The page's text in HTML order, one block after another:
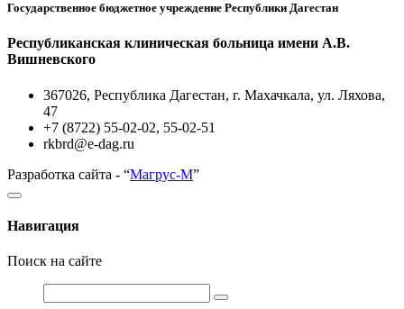
Государственное бюджетное учреждение Республики Дагестан
Республиканская клиническая больница имени А.В.
Вишневского
367026, Республика Дагестан, г. Махачкала, ул. Ляхова,
47
+7 (8722) 55-02-02, 55-02-51
rkbrd@e-dag.ru
Разработка сайта - “Магрус-М”
Навигация
Поиск на сайте